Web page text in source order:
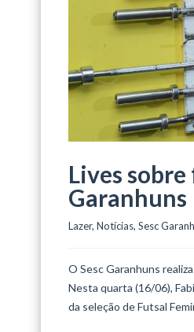
Lives
Garanhuns
Lazer, Notícias, Sesc
O Sesc Garanhuns
Nesta quarta (16/06),
da seleção de Futsal